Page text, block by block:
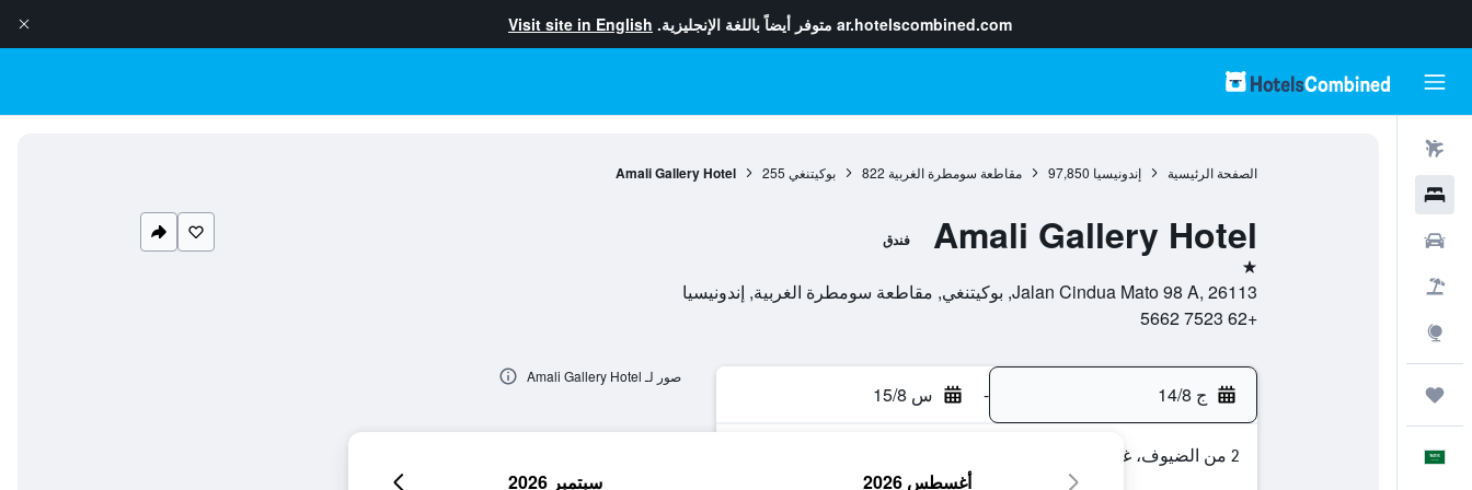
ar.hotelscombined.com متوفر أيضاً باللغة الإنجليزية. Visit site in English
الصفحة الرئيسية إندونيسيا 97,850 مقاطعة سومطرة الغربية 822 بوكيتنغي 255
Amali Gallery Hotel
Amali Gallery Hotel فندق
نجمة واحدة
Jalan Cindua Mato 98 A, 26113, بوكيتنغي, مقاطعة سومطرة الغربية, إندونيسيا
+62 7523 5662
ج 14/8 - س 15/8
2 من الضيوف، غرفة واحدة
صور لـ Amali Gallery Hotel
أغسطس 2026 سبتمبر 2026